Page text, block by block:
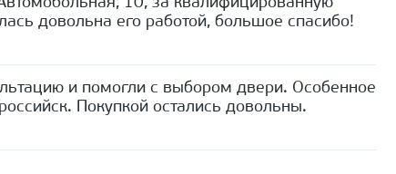
довольна его работой, большое спасибо!
и помогли с выбором двери. Особенное
Покупкой остались довольны.